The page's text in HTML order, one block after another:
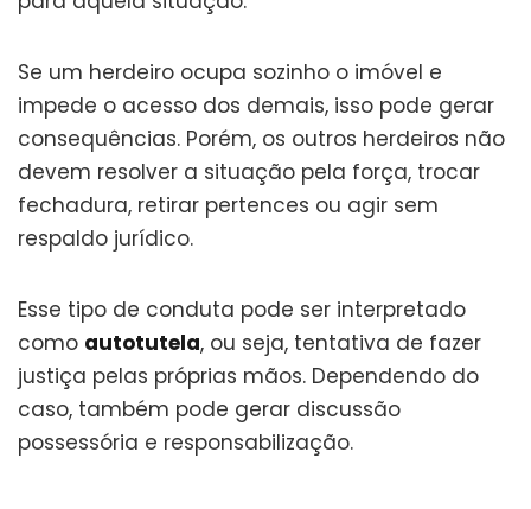
Se um herdeiro ocupa sozinho o imóvel e
impede o acesso dos demais, isso pode gerar
consequências. Porém, os outros herdeiros não
devem resolver a situação pela força, trocar
fechadura, retirar pertences ou agir sem
respaldo jurídico.
Esse tipo de conduta pode ser interpretado
como autotutela, ou seja, tentativa de fazer
justiça pelas próprias mãos. Dependendo do
caso, também pode gerar discussão
possessória e responsabilização.